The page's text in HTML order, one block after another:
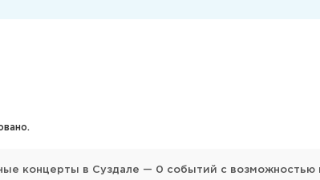
концерты в Суздале — 0 событий с